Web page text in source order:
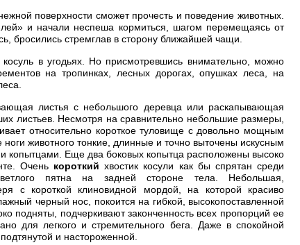
поверхности сможет прочесть и поведение животных.
и начали неспеша кормиться, шагом перемещаясь от
бросились стремглав в сторону ближайшей чащи.
в угодьях. Но присмотревшись внимательно, можно
на тропинках, лесных дорогах, опушках леса, на
листья с небольшого деревца или раскапывающая
листьев. Несмотря на сравнительно небольшие размеры,
относительно короткое туловище с довольно мощным
животного тонкие, длинные и точно выточены искусным
копытцами. Еще два боковых копытца расположены высоко
Очень короткий хвостик косули как бы спрятан среди
пятна на задней стороне тела. Небольшая,
с короткой клиновидной мордой, на которой красиво
черный нос, покоится на гибкой, высокопоставленной
подняты, подчеркивают законченность всех пропорций ее
для легкого и стремительного бега. Даже в спокойной
и настороженной.